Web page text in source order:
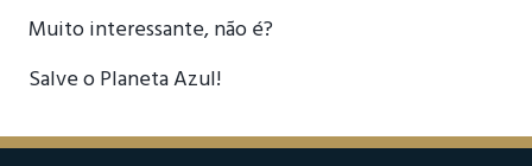
Muito interessante, não é?
Salve o Planeta Azul!